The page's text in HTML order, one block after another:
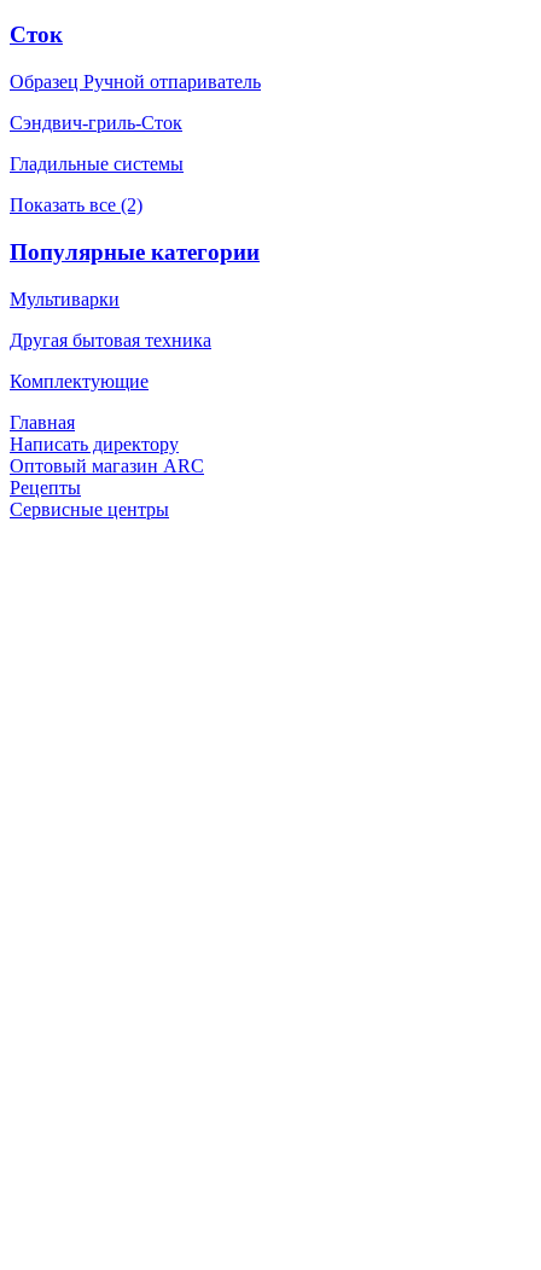
Сток
Образец Ручной отпариватель
Сэндвич-гриль-Сток
Гладильные системы
Показать все (2)
Популярные категории
Мультиварки
Другая бытовая техника
Комплектующие
Главная
Написать директору
Оптовый магазин ARC
Рецепты
Сервисные центры